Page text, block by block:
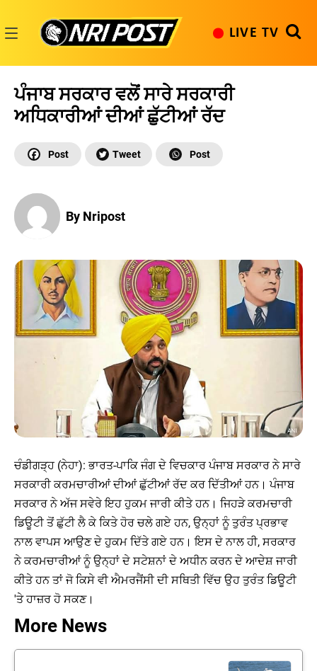
content
LIVE TV
ਪੰਜਾਬ ਸਰਕਾਰ ਵਲੋਂ ਸਾਰੇ ਸਰਕਾਰੀ
ਅਧਿਕਾਰੀਆਂ ਦੀਆਂ ਛੁੱਟੀਆਂ ਰੱਦ
By Nripost
ਚੰਡੀਗੜ੍ਹ (ਨੇਹਾ): ਭਾਰਤ-ਪਾਕਿ ਜੰਗ ਦੇ ਵਿਚਕਾਰ ਪੰਜਾਬ ਸਰਕਾਰ ਨੇ ਸਾਰੇ
ਸਰਕਾਰੀ ਕਰਮਚਾਰੀਆਂ ਦੀਆਂ ਛੁੱਟੀਆਂ ਰੱਦ ਕਰ ਦਿੱਤੀਆਂ ਹਨ। ਪੰਜਾਬ
ਸਰਕਾਰ ਨੇ ਅੱਜ ਸਵੇਰੇ ਇਹ ਹੁਕਮ ਜਾਰੀ ਕੀਤੇ ਹਨ। ਜਿਹੜੇ ਕਰਮਚਾਰੀ
ਡਿਊਟੀ ਤੋਂ ਛੁੱਟੀ ਲੈ ਕੇ ਕਿਤੇ ਹੋਰ ਚਲੇ ਗਏ ਹਨ, ਉਨ੍ਹਾਂ ਨੂੰ ਤੁਰੰਤ ਪ੍ਰਭਾਵ
ਨਾਲ ਵਾਪਸ ਆਉਣ ਦੇ ਹੁਕਮ ਦਿੱਤੇ ਗਏ ਹਨ। ਇਸ ਦੇ ਨਾਲ ਹੀ, ਸਰਕਾਰ
ਨੇ ਕਰਮਚਾਰੀਆਂ ਨੂੰ ਉਨ੍ਹਾਂ ਦੇ ਸਟੇਸ਼ਨਾਂ ਦੇ ਅਧੀਨ ਕਰਨ ਦੇ ਆਦੇਸ਼ ਜਾਰੀ
ਕੀਤੇ ਹਨ ਤਾਂ ਜੋ ਕਿਸੇ ਵੀ ਐਮਰਜੈਂਸੀ ਦੀ ਸਥਿਤੀ ਵਿੱਚ ਉਹ ਤੁਰੰਤ ਡਿਊਟੀ
'ਤੇ ਹਾਜ਼ਰ ਹੋ ਸਕਣ।
More News